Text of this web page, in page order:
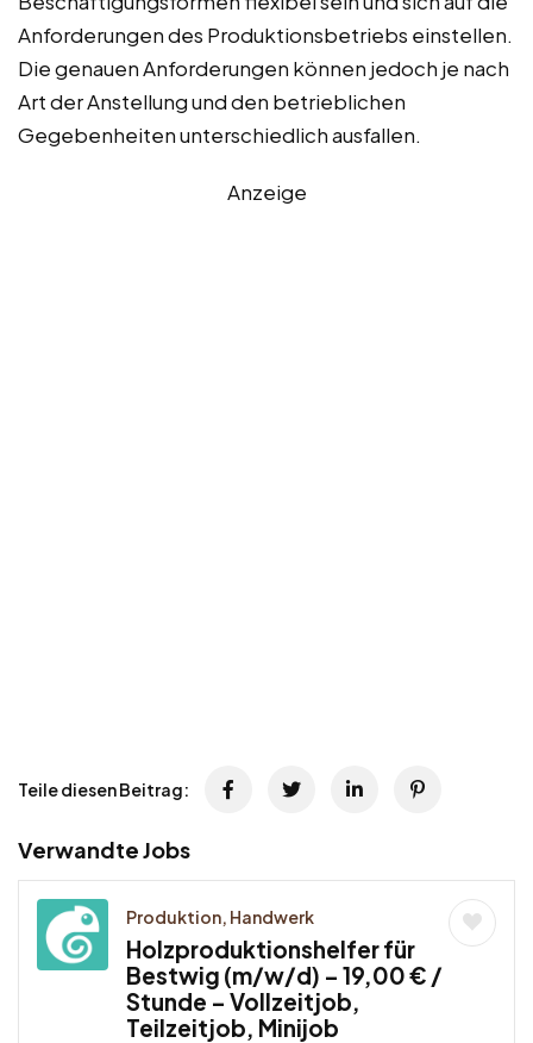
Anforderungen des Produktionsbetriebs einstellen.
Die genauen Anforderungen können jedoch je nach
Art der Anstellung und den betrieblichen
Gegebenheiten unterschiedlich ausfallen.
Anzeige
Teile diesen Beitrag:
Verwandte Jobs
Produktion, Handwerk
Holzproduktionshelfer für
Bestwig (m/w/d) – 19,00 € /
Stunde – Vollzeitjob,
Teilzeitjob, Minijob